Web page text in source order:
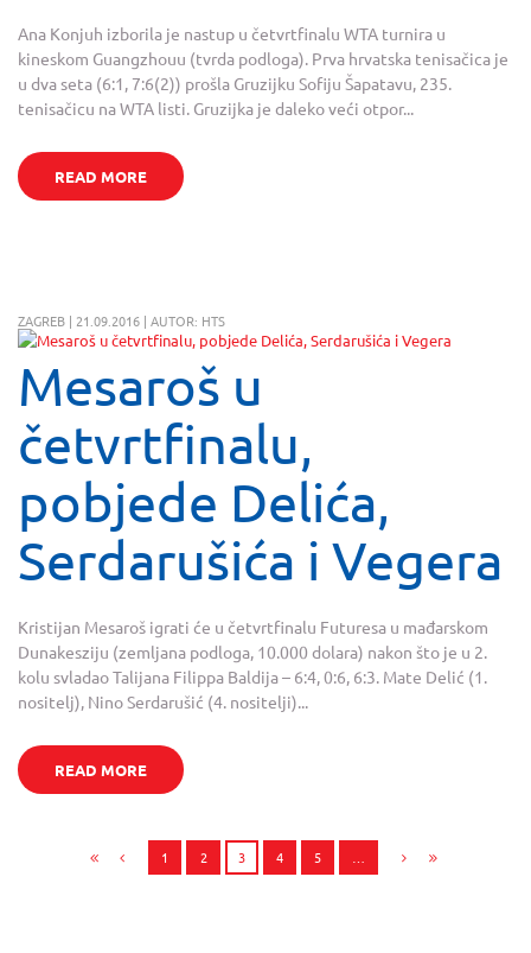
Ana Konjuh izborila je nastup u četvrtfinalu WTA turnira u
kineskom Guangzhouu (tvrda podloga). Prva hrvatska tenisačica je
u dva seta (6:1, 7:6(2)) prošla Gruzijku Sofiju Šapatavu, 235.
tenisačicu na WTA listi. Gruzijka je daleko veći otpor...
READ MORE
ZAGREB | 21.09.2016 | AUTOR: HTS
Mesaroš u
četvrtfinalu,
pobjede Delića,
Serdarušića i Vegera
Kristijan Mesaroš igrati će u četvrtfinalu Futuresa u mađarskom
Dunakesziju (zemljana podloga, 10.000 dolara) nakon što je u 2.
kolu svladao Talijana Filippa Baldija – 6:4, 0:6, 6:3. Mate Delić (1.
nositelj), Nino Serdarušić (4. nositelji)...
READ MORE
1 2 3 4 5